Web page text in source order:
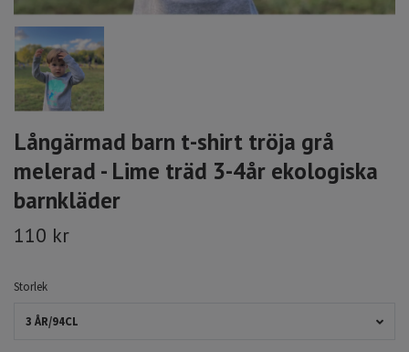
Långärmad barn t-shirt tröja grå
melerad - Lime träd 3-4år ekologiska
barnkläder
110 kr
Storlek
3 ÅR/94CL